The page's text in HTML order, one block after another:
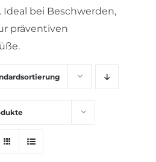
Ideal bei Beschwerden,
präventiven